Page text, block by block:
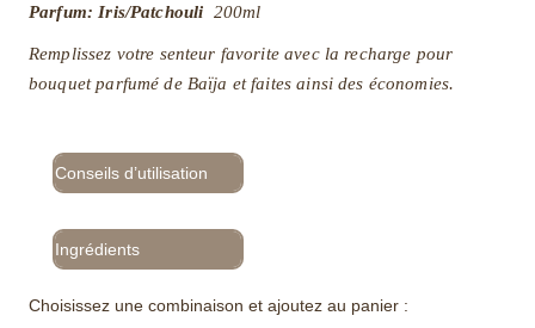
Parfum: Iris/Patchouli 200ml
Remplissez votre senteur favorite avec la recharge pour
bouquet parfumé de Baïja et faites ainsi des économies.
Conseils d’utilisation
Ingrédients
Choisissez une combinaison et ajoutez au panier :